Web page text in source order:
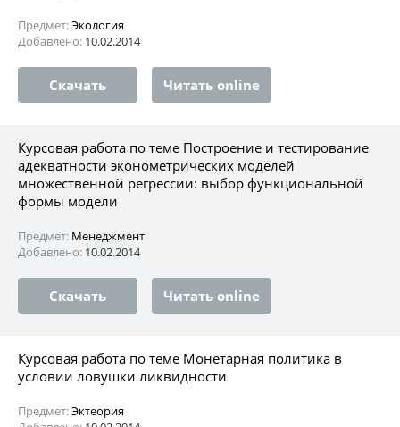
Предмет:Экология
Добавлено: 10.02.2014
Скачать Читать online
Курсовая работа по теме Построение и тестирование
адекватности эконометрических моделей
множественной регрессии: выбор функциональной
формы модели
Предмет: Менеджмент
Добавлено: 10.02.2014
Скачать Читать online
Курсовая работа по теме Монетарная политика в
условии ловушки ликвидности
Предмет:Эктеория